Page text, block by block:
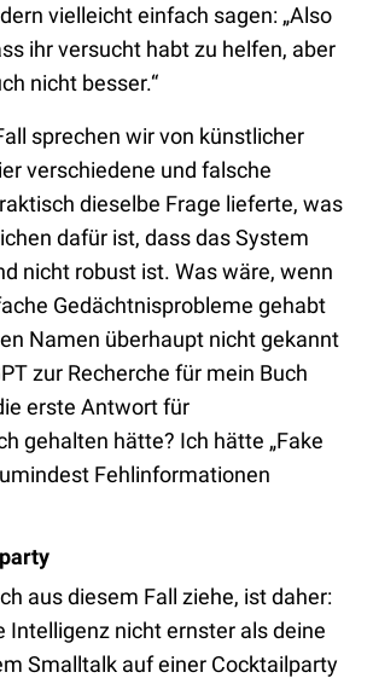
vielleicht einfach sagen: „Also
ihr versucht habt zu helfen, aber
nicht besser.“
sprechen wir von künstlicher
verschiedene und falsche
dieselbe Frage lieferte, was
dafür ist, dass das System
nicht robust ist. Was wäre, wenn
Gedächtnisprobleme gehabt
Namen überhaupt nicht gekannt
zur Recherche für mein Buch
erste Antwort für
gehalten hätte? Ich hätte „Fake
Fehlinformationen
aus diesem Fall ziehe, ist daher:
Intelligenz nicht ernster als deine
Smalltalk auf einer Cocktailparty